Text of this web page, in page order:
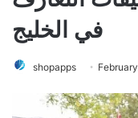
في الخليج
shopapps